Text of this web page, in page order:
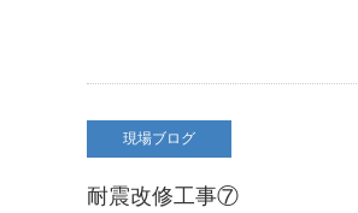
現場ブログ
耐震改修工事⑦